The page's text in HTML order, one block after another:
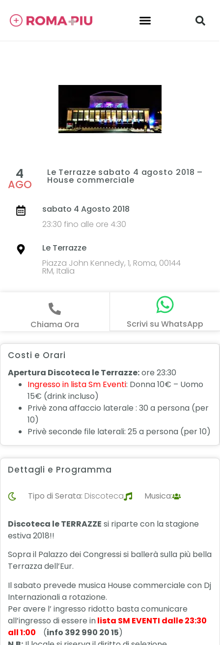
4
AGO
Le Terrazze sabato 4 agosto 2018 –
House commerciale
sabato 4 Agosto 2018
23:30 fino alle ore 4:30
Le Terrazze
Piazza John Kennedy, 1, Roma, 00144
RM, Italia
Chiama Ora Scrivi su WhatsApp
Costi e Orari
Apertura Discoteca le Terrazze:ore 23:30
Ingresso in lista Sm Eventi: Donna 10€ – Uomo
15€ (drink incluso)
Privè zona affaccio laterale : 30 a persona (per
10)
Privè seconde file laterali: 25 a persona (per 10)
Dettagli e Programma
Tipo di Serata: Discoteca Musica:
Discoteca le TERRAZZE si riparte con la stagione
estiva 2018!!
Sopra il Palazzo dei Congressi si ballerà sulla più bella
Terrazza dell’Eur.
Il sabato prevede musica House commerciale con Dj
Internazionali a rotazione.
Per avere l’ ingresso ridotto basta comunicare
all’ingresso di essere inlista SM EVENTI dalle 23:30
all 1:00 (info 392 990 20 15)